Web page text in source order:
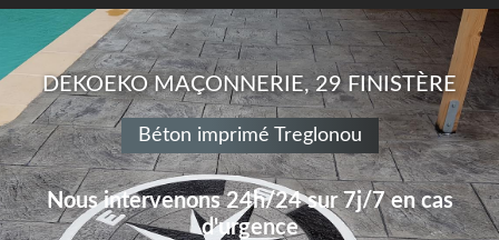
DEKOEKO MAÇONNERIE, 29 FINISTÈRE
Béton imprimé Treglonou
Nous intervenons 24h/24 sur 7j/7 en cas
d'urgence